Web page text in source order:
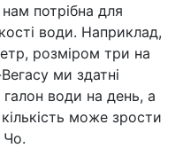
потрібна для
води. Наприклад,
розміром три на
ми здатні
води на день, а
може зрости
Чо.